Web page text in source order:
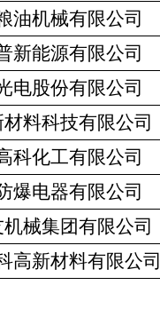
油机械有限公司
新能源有限公司
电股份有限公司
料科技有限公司
科化工有限公司
爆电器有限公司
械集团有限公司
高新材料有限公